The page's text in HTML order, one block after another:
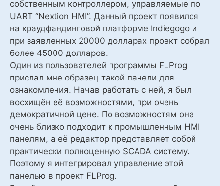
собственным контроллером, управляемые по
UART “Nextion HMI”. Данный проект появился
на краудфандинговой платформе Indiegogo и
при заявленных 20000 долларах проект собрал
более 45000 долларов.
Один из пользователей программы FLProg
прислал мне образец такой панели для
ознакомления. Начав работать с ней, я был
восхищён её возможностями, при очень
демократичной цене. По возможностям она
очень близко подходит к промышленным HMI
панелям, а её редактор представляет собой
практически полноценную SCADA систему.
Поэтому я интегрировал управление этой
панелью в проект FLProg.